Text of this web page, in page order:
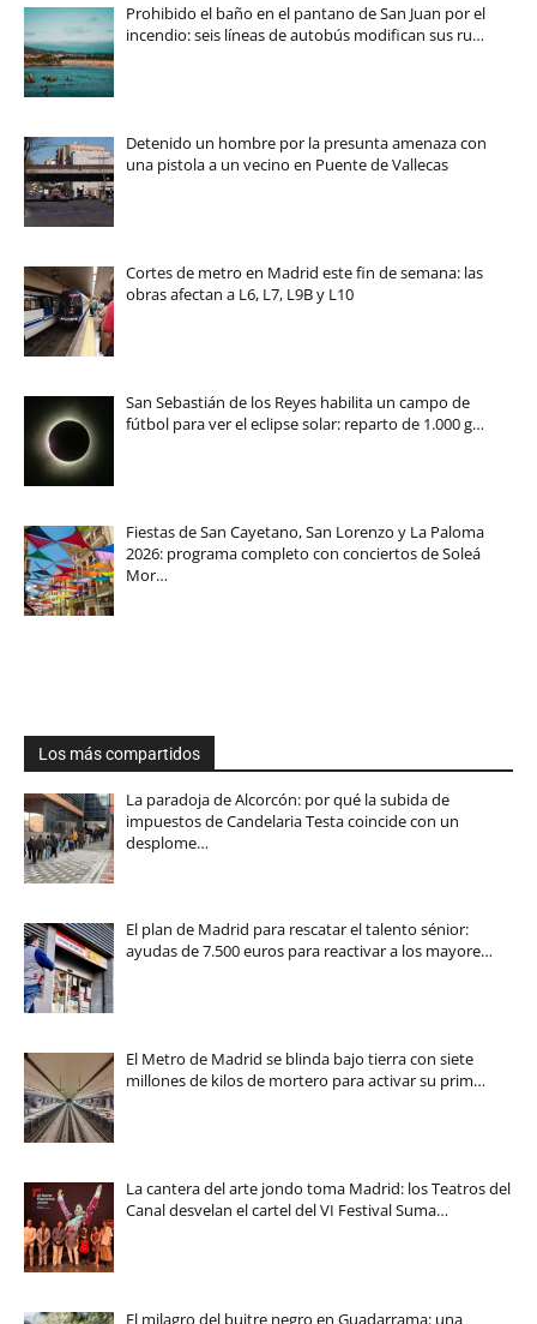
Prohibido el baño en el pantano de San Juan por el
incendio: seis líneas de autobús modifican sus ru…
Detenido un hombre por la presunta amenaza con
una pistola a un vecino en Puente de Vallecas
Cortes de metro en Madrid este fin de semana: las
obras afectan a L6, L7, L9B y L10
San Sebastián de los Reyes habilita un campo de
fútbol para ver el eclipse solar: reparto de 1.000 g…
Fiestas de San Cayetano, San Lorenzo y La Paloma
2026: programa completo con conciertos de Soleá
Mor…
Los más compartidos
La paradoja de Alcorcón: por qué la subida de
impuestos de Candelaria Testa coincide con un
desplome…
El plan de Madrid para rescatar el talento sénior:
ayudas de 7.500 euros para reactivar a los mayore…
El Metro de Madrid se blinda bajo tierra con siete
millones de kilos de mortero para activar su prim…
La cantera del arte jondo toma Madrid: los Teatros del
Canal desvelan el cartel del VI Festival Suma…
El milagro del buitre negro en Guadarrama: una